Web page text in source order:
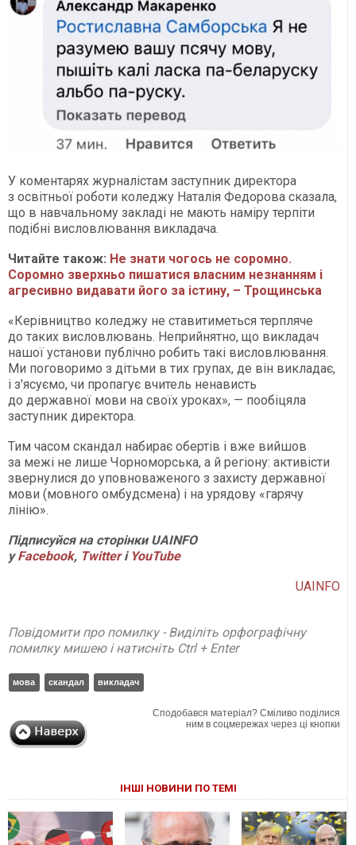
У коментарях журналістам заступник директора
з освітньої роботи коледжу Наталія Федорова сказала,
що в навчальному закладі не мають наміру терпіти
подібні висловлювання викладача.
Читайте також: Не знати чогось не соромно.
Соромно зверхньо пишатися власним незнанням і
агресивно видавати його за істину, – Трощинська
«Керівництво коледжу не ставитиметься терпляче
до таких висловлювань. Неприйнятно, що викладач
нашої установи публічно робить такі висловлювання.
Ми поговоримо з дітьми в тих групах, де він викладає,
і з'ясуємо, чи пропагує вчитель ненависть
до державної мови на своїх уроках», — пообіцяла
заступник директора.
Тим часом скандал набирає обертів і вже вийшов
за межі не лише Чорноморська, а й регіону: активісти
звернулися до уповноваженого з захисту державної
мови (мовного омбудсмена) і на урядову «гарячу
лінію».
Підписуйся на сторінки UAINFO
уFacebook, Twitterі YouTube
UAINFO
Повідомити про помилку - Виділіть орфографічну
помилку мишею і натисніть Ctrl + Enter
мова скандал викладач
Сподобався матеріал? Сміливо поділися
ним в соцмережах через ці кнопки
ІНШІ НОВИНИ ПО ТЕМІ